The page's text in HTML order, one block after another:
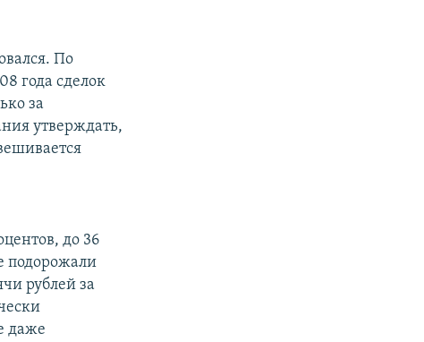
По
года сделок
за
утверждать,
до 36
подорожали
рублей за
даже